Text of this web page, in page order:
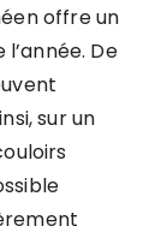
offre un
De
sur un